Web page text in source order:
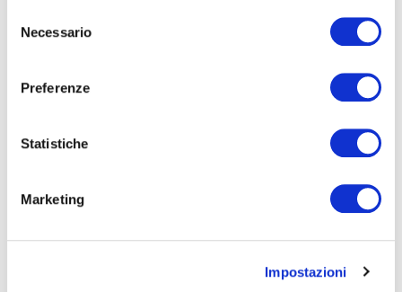
delNecessario
Preferenze
Statistiche
Marketing
Impostazioni